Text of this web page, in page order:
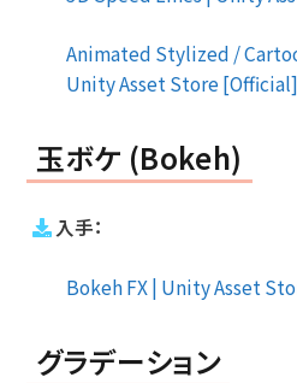
Animated Stylized /
Unity Asset Store [Official]
玉ボケ (Bokeh)
入手：
Bokeh FX | Unity Asset
グラデーション